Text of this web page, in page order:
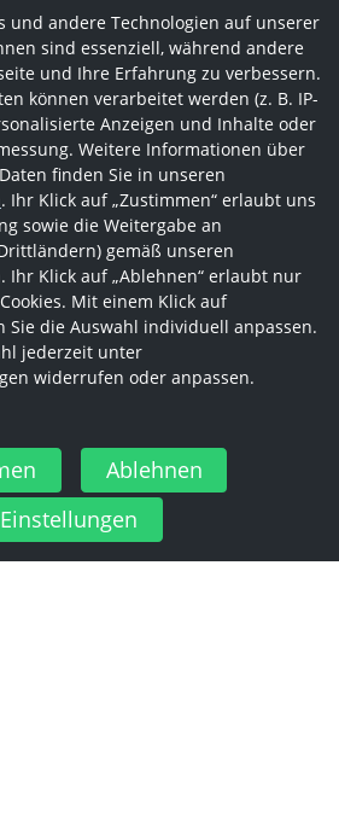
und andere Technologien auf unserer
sind essenziell, während andere
und Ihre Erfahrung zu verbessern.
können verarbeitet werden (z. B. IP-
Anzeigen und Inhalte oder
Weitere Informationen über
finden Sie in unseren
. Ihr Klick auf „Zustimmen“ erlaubt uns
sowie die Weitergabe an
gemäß unseren
Ihr Klick auf „Ablehnen“ erlaubt nur
Mit einem Klick auf
Sie die Auswahl individuell anpassen.
jederzeit unter
widerrufen oder anpassen.
Ablehnen
Einstellungen